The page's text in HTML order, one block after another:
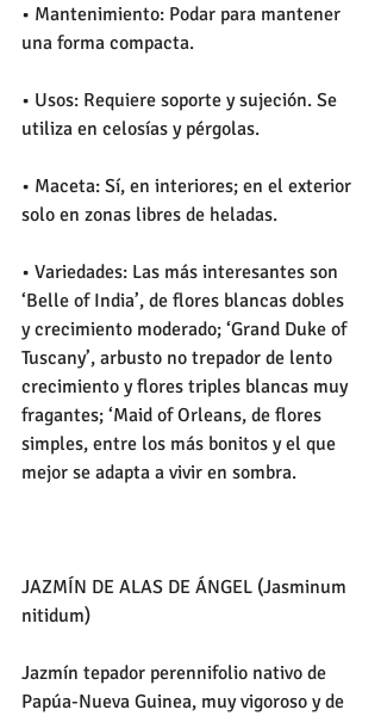
• Mantenimiento: Podar para mantener
una forma compacta.
• Usos: Requiere soporte y sujeción. Se
utiliza en celosías y pérgolas.
• Maceta: Sí, en interiores; en el exterior
solo en zonas libres de heladas.
• Variedades: Las más interesantes son
‘Belle of India’, de flores blancas dobles
y crecimiento moderado; ‘Grand Duke of
Tuscany’, arbusto no trepador de lento
crecimiento y flores triples blancas muy
fragantes; ‘Maid of Orleans, de flores
simples, entre los más bonitos y el que
mejor se adapta a vivir en sombra.
JAZMÍN DE ALAS DE ÁNGEL (Jasminum
nitidum)
Jazmín tepador perennifolio nativo de
Papúa-Nueva Guinea, muy vigoroso y de